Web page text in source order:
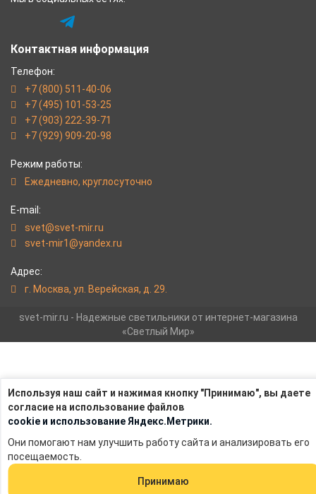
Контактная информация
Телефон:
+7 (800) 511-40-06
+7 (495) 101-53-25
+7 (903) 222-39-71
+7 (929) 909-20-98
Режим работы:
Eжедневно, круглосуточно
E-mail:
svet@svet-mir.ru
svet-mir1@yandex.ru
Адрес:
г. Москва, ул. Верейская, д. 29.
svet-mir.ru - Надежные светильники от интернет-магазина
«Светлый Мир»
Используя наш сайт и нажимая кнопку "Принимаю", вы даете
согласие на использование файлов
cookie и использование Яндекс.Метрики.
Они помогают нам улучшить работу сайта и анализировать его
посещаемость.
Принимаю